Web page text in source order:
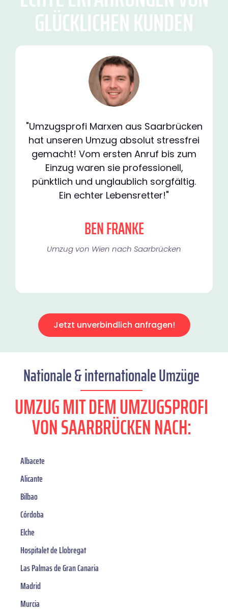
GLÜCKLICHEN KUNDEN
"Umzugsprofi Marxen aus Saarbrücken
hat unseren Umzug absolut stressfrei
gemacht! Vom ersten Anruf bis zum
Einzug waren sie professionell,
pünktlich und unglaublich sorgfältig.
Ein echter Lebensretter!"
BEN FRANKE
Umzug von Wien nach Saarbrücken
Jetzt unverbindlich anfragen!
Nationale & internationale Umzüge
UMZUG MIT DEM UMZUGSPROFI
VON SAARBRÜCKEN NACH:
Albacete
Alicante
Bilbao
Córdoba
Elche
Hospitalet de Llobregat
Las Palmas de Gran Canaria
Madrid
Murcia